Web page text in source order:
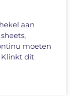
aan
moeten
Klinkt dit